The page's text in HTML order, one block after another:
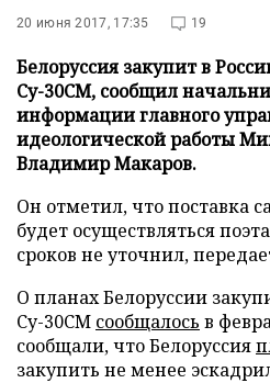
20 июня 2017, 17:35 19
Белоруссия закупит в
Су-30СМ, сообщил
информации главного
идеологической работы
Владимир Макаров.
Он отметил, что поставка
будет осуществляться
сроков не уточнил,
О планах Белоруссии
Су-30СМ сообщалось в
сообщали, что Белоруссия
закупить не менее